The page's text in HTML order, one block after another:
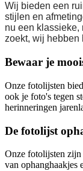
Wij bieden een
stijlen en
nu een
zoekt, wij hebben
Bewaar je
Onze fotolijsten
ook je foto's tegen
herinneringen
De fotolijst
Onze fotolijsten
van ophanghaakjes